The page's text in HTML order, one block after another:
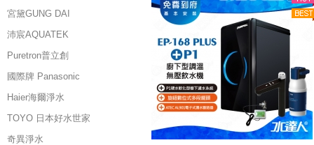
宮黛GUNG DAI
沛宸AQUATEK
Puretron普立創
國際牌 Panasonic
Haier海爾淨水
TOYO 日本好水世家
奇異淨水